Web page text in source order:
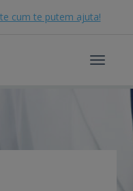
cum te putem ajuta!
Toggle